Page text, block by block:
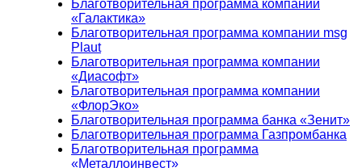
Благотворительная программа компании
«Галактика»
Благотворительная программа компании msg
Plaut
Благотворительная программа компании
«Диасофт»
Благотворительная программа компании
«ФлорЭко»
Благотворительная программа банка «Зенит»
Благотворительная программа Газпромбанка
Благотворительная программа
«Металлоинвест»